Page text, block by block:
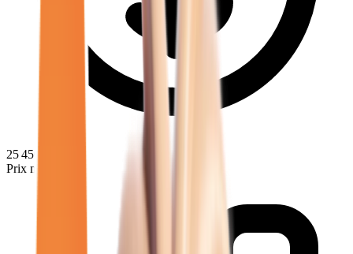
25 450
Prix minimum